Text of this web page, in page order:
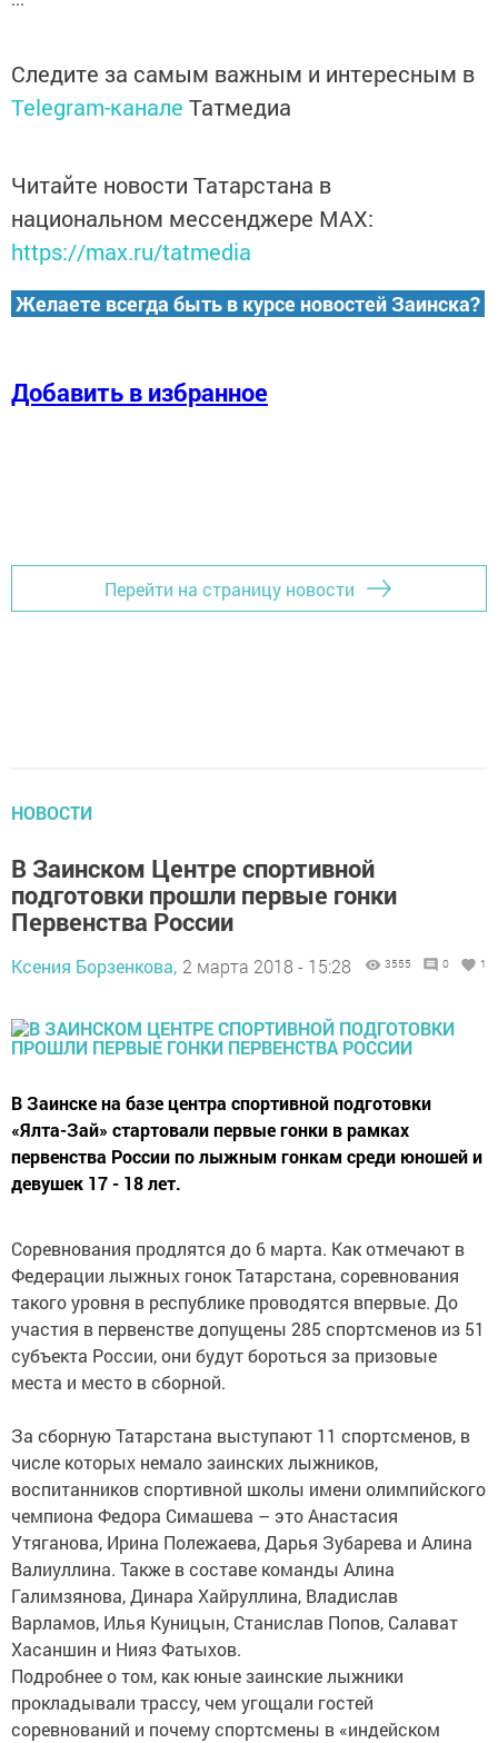
Следите за самым важным и интересным в
Telegram-канале Татмедиа
Читайте новости Татарстана в
национальном мессенджере MАХ:
https://max.ru/tatmedia
Желаете всегда быть в курсе новостей Заинска?
Добавить в избранное
Перейти на страницу новости
НОВОСТИ
В Заинском Центре спортивной
подготовки прошли первые гонки
Первенства России
Ксения Борзенкова, 2 марта 2018 - 15:28 3555 0 1
В Заинске на базе центра спортивной подготовки
«Ялта-Зай» стартовали первые гонки в рамках
первенства России по лыжным гонкам среди юношей и
девушек 17 - 18 лет.
Соревнования продлятся до 6 марта. Как отмечают в
Федерации лыжных гонок Татарстана, соревнования
такого уровня в республике проводятся впервые. До
участия в первенстве допущены 285 спортсменов из 51
субъекта России, они будут бороться за призовые
места и место в сборной.
За сборную Татарстана выступают 11 спортсменов, в
числе которых немало заинских лыжников,
воспитанников спортивной школы имени олимпийского
чемпиона Федора Симашева – это Анастасия
Утяганова, Ирина Полежаева, Дарья Зубарева и Алина
Валиуллина. Также в составе команды Алина
Галимзянова, Динара Хайруллина, Владислав
Варламов, Илья Куницын, Станислав Попов, Салават
Хасаншин и Нияз Фатыхов.
Подробнее о том, как юные заинские лыжники
прокладывали трассу, чем угощали гостей
соревнований и почему спортсмены в «индейском